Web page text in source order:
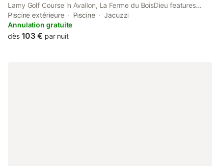
Lamy Golf Course in Avallon, La Ferme du BoisDieu features
accommodation with seating area. This bed and breakfast has a
pool with a view, a garden and free private parking.
Piscine extérieure Piscine
Jacuzzi
Annulation gratuite
dès 103 € par nuit